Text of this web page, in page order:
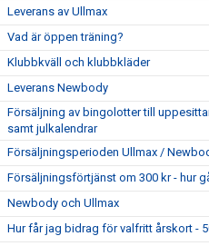
Leverans av Ullmax
Vad är öppen träning?
Klubbkväll och klubbkläder
Leverans Newbody
Försäljning av bingolotter till
samt julkalendrar
Försäljningsperioden Ullmax /
Försäljningsförtjänst om 300 kr - hur
Newbody och Ullmax
Hur får jag bidrag för valfritt årskort -